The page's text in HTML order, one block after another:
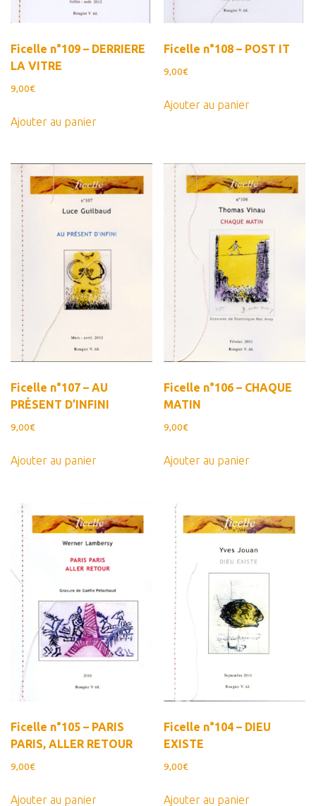
Ficelle n°109 – DERRIERE
LA VITRE
9,00€
Ajouter au panier
Ficelle n°108 – POST IT
9,00€
Ajouter au panier
Ficelle n°107 – AU
PRÉSENT D’INFINI
9,00€
Ajouter au panier
Ficelle n°106 – CHAQUE
MATIN
9,00€
Ajouter au panier
Ficelle n°105 – PARIS
PARIS, ALLER RETOUR
9,00€
Ajouter au panier
Ficelle n°104 – DIEU
EXISTE
9,00€
Ajouter au panier